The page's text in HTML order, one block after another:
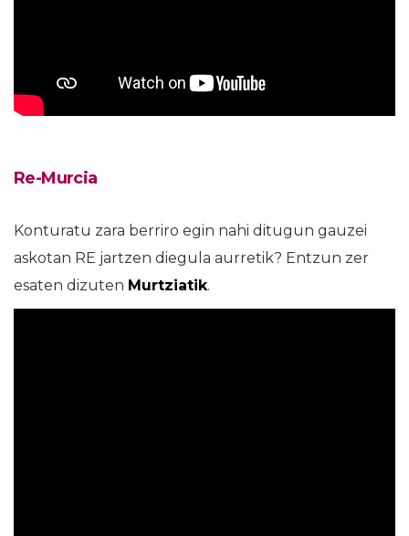
Re-Murcia
Konturatu zara berriro egin nahi ditugun gauzei
askotan RE jartzen diegula aurretik? Entzun zer
esaten dizuten Murtziatik.